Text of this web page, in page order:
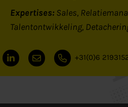
Expertises: Sales
Talentontwikkeling
+31(0)6